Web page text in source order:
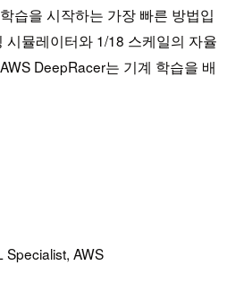
습을 시작하는 가장 빠른 방법입
시뮬레이터와 1/18 스케일의 자율
DeepRacer는 기계 학습을 배
Specialist, AWS